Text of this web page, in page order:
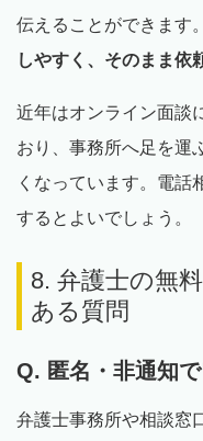
伝えることができます
しやすく、そのまま依
近年はオンライン面談
おり、事務所へ足を運
くなっています。電話
するとよいでしょう。
8. 弁護士の無
ある質問
Q. 匿名・非通知
弁護士事務所や相談窓